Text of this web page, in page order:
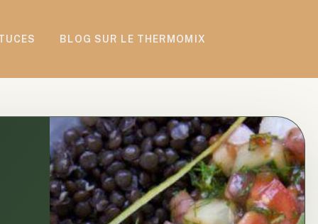
BLOG SUR LE THERMOMIX